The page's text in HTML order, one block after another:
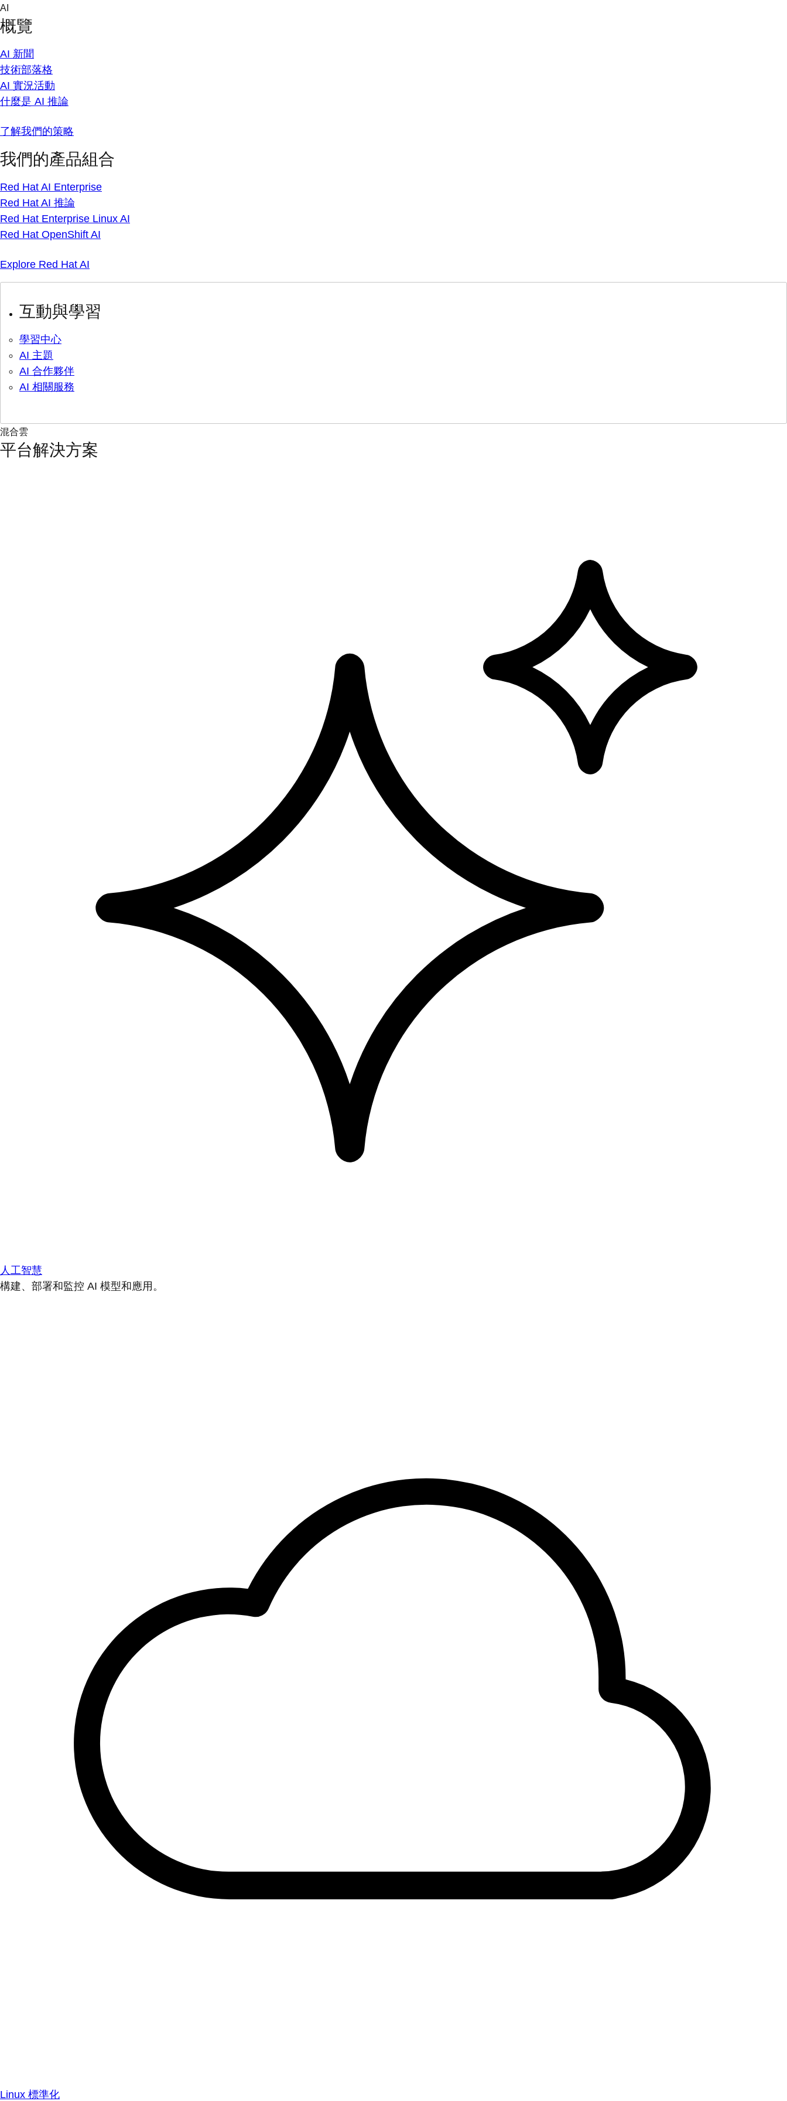
Skip
content
AI
概覽
AI 新聞
技術部落格
AI 實況活動
什麼是 AI 推論
了解我們的策略
我們的產品組合
Red Hat AI Enterprise
Red Hat AI 推論
Red Hat Enterprise Linux AI
Red Hat OpenShift AI
Explore Red Hat AI
互動與學習
學習中心
AI 主題
AI 合作夥伴
AI 相關服務
混合雲
平台解決方案
人工智慧
構建、部署和監控 AI 模型和應用。
Linux 標準化